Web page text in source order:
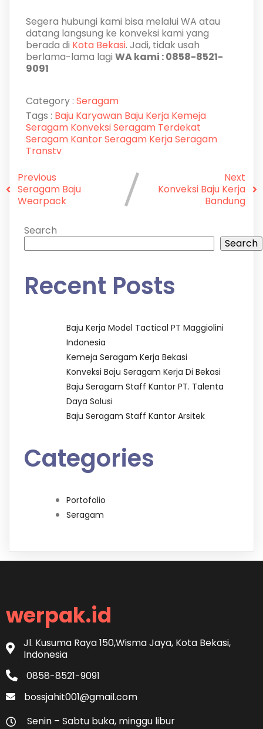
Segera hubungi kami bisa melalui WA atau
datang langsung ke konveksi kami yang
berada di Kota Bekasi. Jadi, tidak usah
berlama-lama lagi WA kami : 0858-8521-
9091
Category : Seragam
Tags : Baju Karyawan Baju Kerja Kemeja
Seragam Konveksi Seragam Terdekat
Seragam KantorSeragam KerjaSeragam
Transtv
Previous
Seragam Baju
Wearpack
Next
Konveksi Baju Kerja
Bandung
Search
Search
Recent Posts
Baju Kerja Model Tactical PT Maggiolini
Indonesia
Kemeja Seragam Kerja Bekasi
Konveksi Baju Seragam Kerja Di Bekasi
Baju Seragam Staff Kantor PT. Talenta
Daya Solusi
Baju Seragam Staff Kantor Arsitek
Categories
Portofolio
Seragam
werpak.id
Jl. Kusuma Raya 150,Wisma Jaya, Kota Bekasi,
Indonesia
0858-8521-9091
bossjahit001@gmail.com
Senin – Sabtu buka, minggu libur